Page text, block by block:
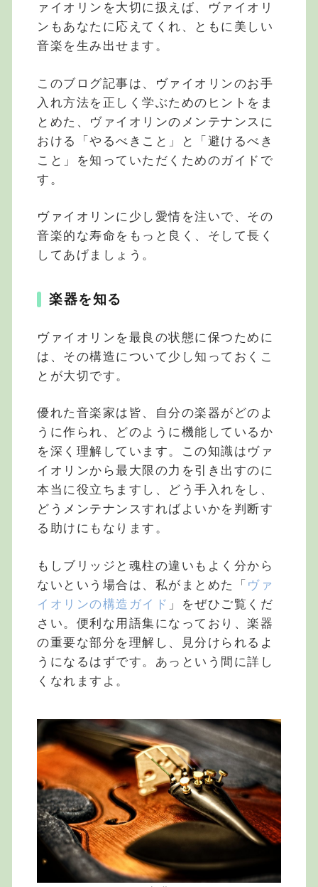
ァイオリンを大切に扱えば、ヴァイオリ
ンもあなたに応えてくれ、ともに美しい
音楽を生み出せます。
このブログ記事は、ヴァイオリンのお手
入れ方法を正しく学ぶためのヒントをま
とめた、ヴァイオリンのメンテナンスに
おける「やるべきこと」と「避けるべき
こと」を知っていただくためのガイドで
す。
ヴァイオリンに少し愛情を注いで、その
音楽的な寿命をもっと良く、そして長く
してあげましょう。
楽器を知る
ヴァイオリンを最良の状態に保つために
は、その構造について少し知っておくこ
とが大切です。
優れた音楽家は皆、自分の楽器がどのよ
うに作られ、どのように機能しているか
を深く理解しています。この知識はヴァ
イオリンから最大限の力を引き出すのに
本当に役立ちますし、どう手入れをし、
どうメンテナンスすればよいかを判断す
る助けにもなります。
もしブリッジと魂柱の違いもよく分から
ないという場合は、私がまとめた「 ヴァ
イオリンの構造ガイド 」をぜひご覧くだ
さい。便利な用語集になっており、楽器
の重要な部分を理解し、見分けられるよ
うになるはずです。あっという間に詳し
くなれますよ。